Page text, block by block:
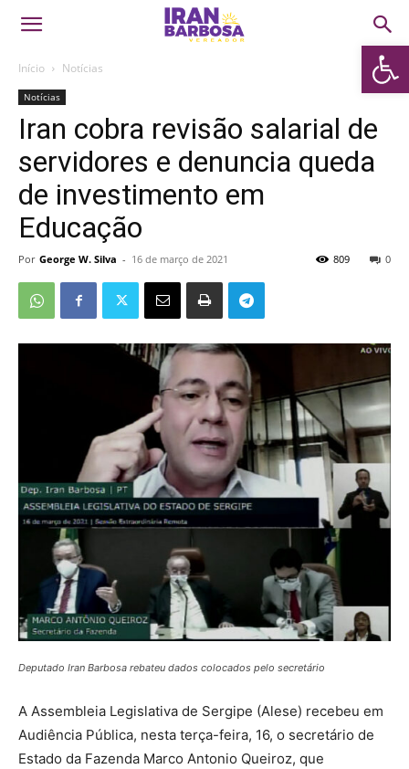
Abrir
Início Notícias
Notícias
Iran cobra revisão salarial de
servidores e denuncia queda
de investimento em
Educação
Por George W. Silva - 16 de março de 2021 0
809
Deputado Iran Barbosa rebateu dados colocados pelo secretário
A Assembleia Legislativa de Sergipe (Alese) recebeu em
Audiência Pública, nesta terça-feira, 16, o secretário de
Estado da Fazenda Marco Antonio Queiroz, que